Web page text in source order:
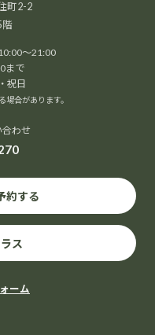
町2-2
階
～21:00
まで
祝日
場合があります。
合わせ
約する
ス
ーム